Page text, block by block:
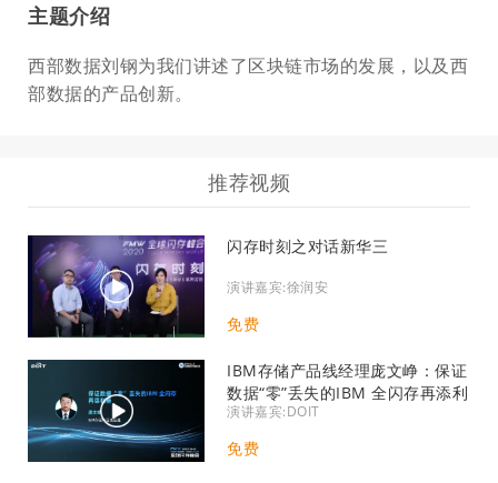
主题介绍
西部数据刘钢为我们讲述了区块链市场的发展，以及西
部数据的产品创新。
推荐视频
闪存时刻之对话新华三
演讲嘉宾:徐润安
免费
IBM存储产品线经理庞文峥：保证
数据“零”丢失的IBM 全闪存再添利
器
演讲嘉宾:DOIT
免费